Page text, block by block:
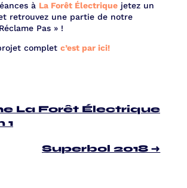
à La Forêt Électriquejetez un
retrouvez une partie de notre
Pas » !
complet c’est par ici!
La Forêt Électrique
1
Superbol 2018 →